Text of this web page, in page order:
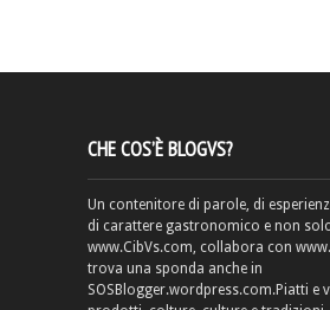
CHE COS’È BLOGVS?
Un contenitore di parole, di
di carattere gastronomico e non
www.CibVs.com, collabora con
trova una sponda anche in
SOSBlogger.wordpress.com.Piatti e